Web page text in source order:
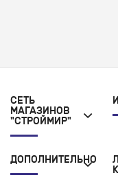
СЕТЬ
МАГАЗИНОВ
"СТРОЙМИР"
ДОПОЛНИТЕЛЬНО